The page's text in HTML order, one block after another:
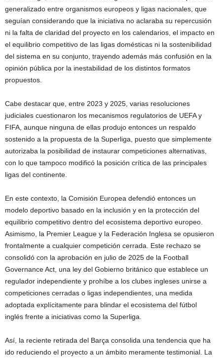
generalizado entre organismos europeos y ligas nacionales, que
seguían considerando que la iniciativa no aclaraba su repercusión
ni la falta de claridad del proyecto en los calendarios, el impacto en
el equilibrio competitivo de las ligas domésticas ni la sostenibilidad
del sistema en su conjunto, trayendo además más confusión en la
opinión pública por la inestabilidad de los distintos formatos
propuestos.
Cabe destacar que, entre 2023 y 2025, varias resoluciones
judiciales cuestionaron los mecanismos regulatorios de UEFA y
FIFA, aunque ninguna de ellas produjo entonces un respaldo
sostenido a la propuesta de la Superliga, puesto que simplemente
autorizaba la posibilidad de instaurar competiciones alternativas,
con lo que tampoco modificó la posición crítica de las principales
ligas del continente.
En este contexto, la Comisión Europea defendió entonces un
modelo deportivo basado en la inclusión y en la protección del
equilibrio competitivo dentro del ecosistema deportivo europeo.
Asimismo, la Premier League y la Federación Inglesa se opusieron
frontalmente a cualquier competición cerrada. Este rechazo se
consolidó con la aprobación en julio de 2025 de la Football
Governance Act, una ley del Gobierno británico que establece un
regulador independiente y prohíbe a los clubes ingleses unirse a
competiciones cerradas o ligas independientes, una medida
adoptada explícitamente para blindar el ecosistema del fútbol
inglés frente a iniciativas como la Superliga.
Así, la reciente retirada del Barça consolida una tendencia que ha
ido reduciendo el proyecto a un ámbito meramente testimonial. La